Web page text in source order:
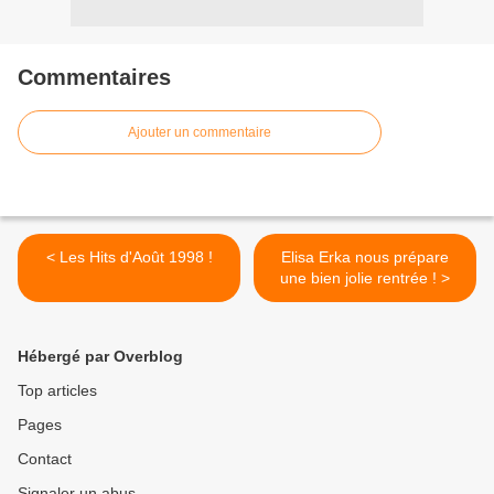
Commentaires
Ajouter un commentaire
< Les Hits d'Août 1998 !
Elisa Erka nous prépare
une bien jolie rentrée ! >
Hébergé par Overblog
Top articles
Pages
Contact